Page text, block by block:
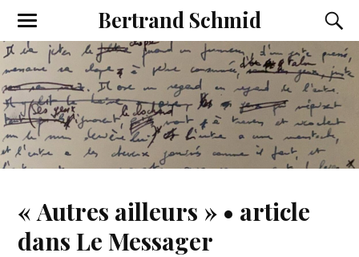
Bertrand Schmid
« Autres ailleurs » • article
dans Le Messager